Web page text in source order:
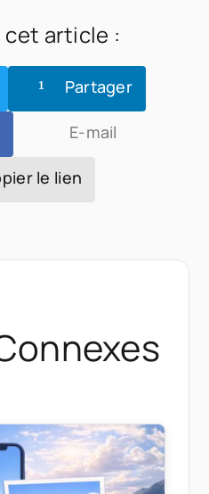
cet article :
Partager
E-mail
le lien